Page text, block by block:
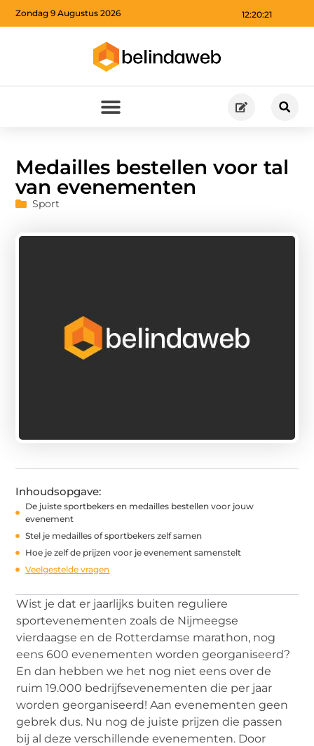
12:20:21
Zondag 9 Augustus 2026
Medailles bestellen voor tal
van evenementen
Sport
Inhoudsopgave:
De juiste sportbekers en medailles bestellen voor jouw
evenement
Stel je medailles of sportbekers zelf samen
Hoe je zelf de prijzen voor je evenement samenstelt
Veelgestelde vragen
Wist je dat er jaarlijks buiten reguliere
sportevenementen zoals de Nijmeegse
vierdaagse en de Rotterdamse marathon, nog
eens 600 evenementen worden georganiseerd?
En dan hebben we het nog niet eens over de
ruim 19.000 bedrijfsevenementen die per jaar
worden georganiseerd! Aan evenementen geen
gebrek dus. Nu nog de juiste prijzen die passen
bij al deze verschillende evenementen. Door